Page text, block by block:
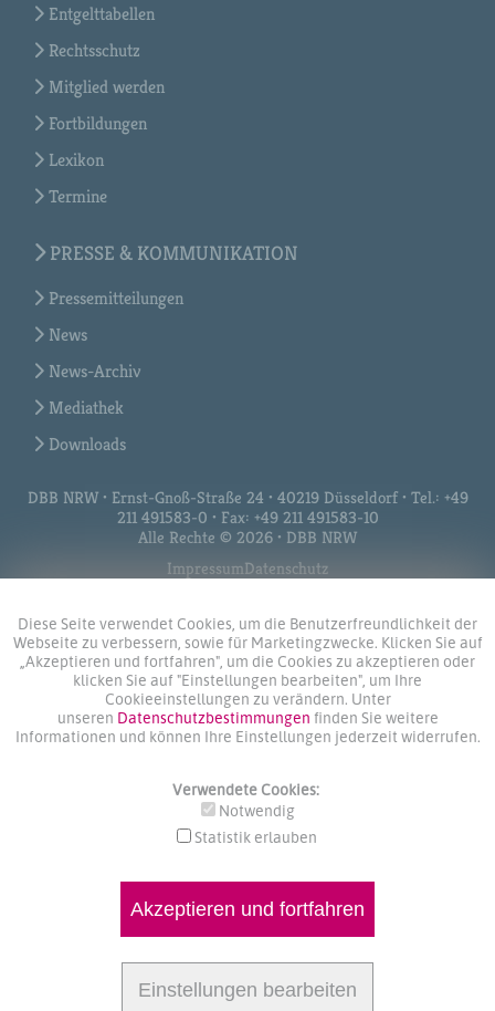
Diese Seite verwendet Cookies, um die Benutzerfreundlichkeit der
Webseite zu verbessern, sowie für Marketingzwecke. Klicken Sie auf
„Akzeptieren und fortfahren", um die Cookies zu akzeptieren oder
klicken Sie auf "Einstellungen bearbeiten", um Ihre
Cookieeinstellungen zu verändern. Unter
unseren Datenschutzbestimmungen finden Sie weitere
Informationen und können Ihre Einstellungen jederzeit widerrufen.
Verwendete Cookies:
Notwendig
Statistik erlauben
Akzeptieren und fortfahren
Einstellungen bearbeiten
Entgelttabellen
Rechtsschutz
Mitglied werden
Fortbildungen
Lexikon
Termine
PRESSE & KOMMUNIKATION
Pressemitteilungen
News
News-Archiv
Mediathek
Downloads
DBB NRW • Ernst-Gnoß-Straße 24 • 40219 Düsseldorf • Tel.: +49
211 491583-0 • Fax: +49 211 491583-10
Alle Rechte © 2026 • DBB NRW
ImpressumDatenschutz